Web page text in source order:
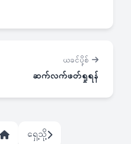
ယခင်ပို့စ်
ဆက်လက်ဖတ်ရှုရန်
ရှေ့သို့